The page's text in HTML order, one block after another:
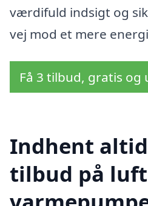
værdifuld indsigt og
vej mod et mere
Få 3 tilbud, gratis
Indhent
tilbud på